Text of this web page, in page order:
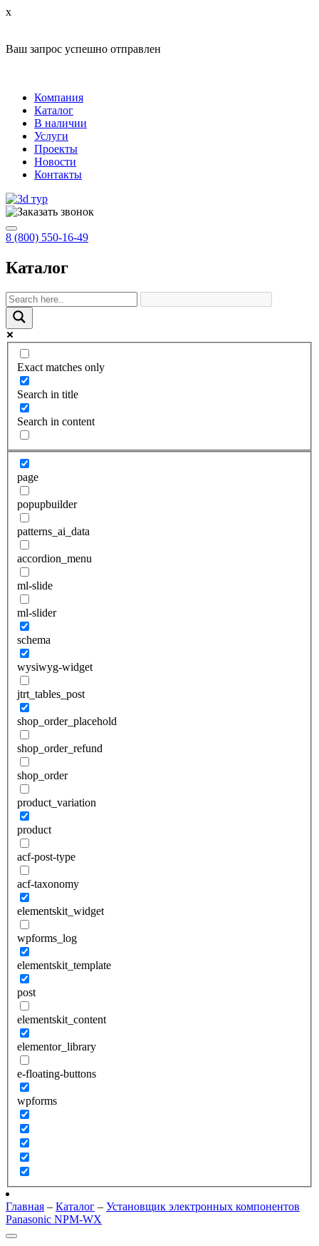
x
Ваш запрос успешно отправлен
Компания
Каталог
В наличии
Услуги
Проекты
Новости
Контакты
8 (800) 550-16-49
Каталог
Exact matches only
Search in title
Search in content
page
popupbuilder
patterns_ai_data
accordion_menu
ml-slide
ml-slider
schema
wysiwyg-widget
jtrt_tables_post
shop_order_placehold
shop_order_refund
shop_order
product_variation
product
acf-post-type
acf-taxonomy
elementskit_widget
wpforms_log
elementskit_template
post
elementskit_content
elementor_library
e-floating-buttons
wpforms
Главная – Каталог – Установщик электронных компонентов
Panasonic NPM-WX